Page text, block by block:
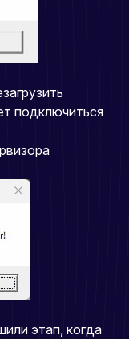
подключиться
этап, когда